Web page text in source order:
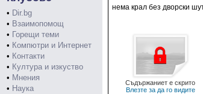
• Dir.bg
• Взаимопомощ
• Горещи теми
• Компютри и Интернет
• Контакти
• Култура и изкуство
• Мнения
• Наука
нема крал без дворски
Съдържаниет е скрито
Влезте за да го видите